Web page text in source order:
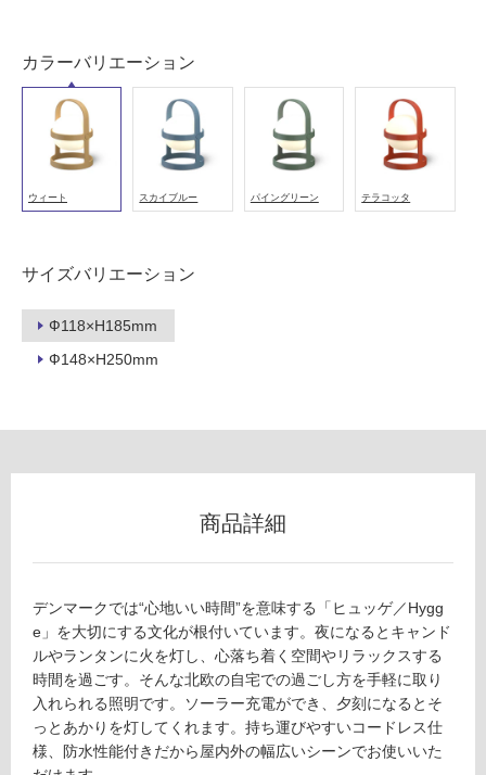
カラーバリエーション
ウィート スカイブルー パイングリーン テラコッタ
サイズバリエーション
Ф118×H185mm
Ф148×H250mm
使
用
(寒
地
以
外)
可
フ
ロ
ー
リ
商品詳細
デンマークでは“心地いい時間”を意味する「ヒュッゲ／Hygg
e」を大切にする文化が根付いています。夜になるとキャンド
ルやランタンに火を灯し、心落ち着く空間やリラックスする
時間を過ごす。そんな北欧の自宅での過ごし方を手軽に取り
入れられる照明です。ソーラー充電ができ、夕刻になるとそ
っとあかりを灯してくれます。持ち運びやすいコードレス仕
様、防水性能付きだから屋内外の幅広いシーンでお使いいた